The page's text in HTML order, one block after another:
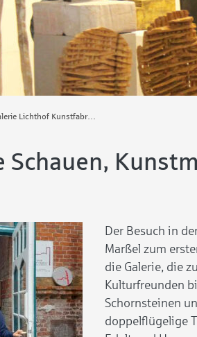
Galerie Lichthof Kunstfabrik – Veranstaltungsort mit Flair
Schauen,
Der Besuch in
Marßel zum
die Galerie, die
Kulturfreunden
Schornsteinen
doppelflügelige